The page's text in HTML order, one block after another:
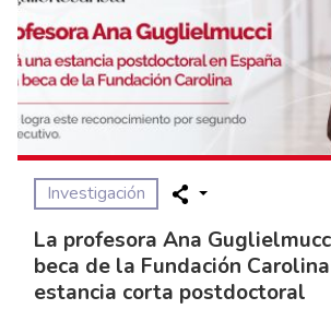
Investigación
La profesora Ana
beca de la Fundación
estancia corta postdoctoral